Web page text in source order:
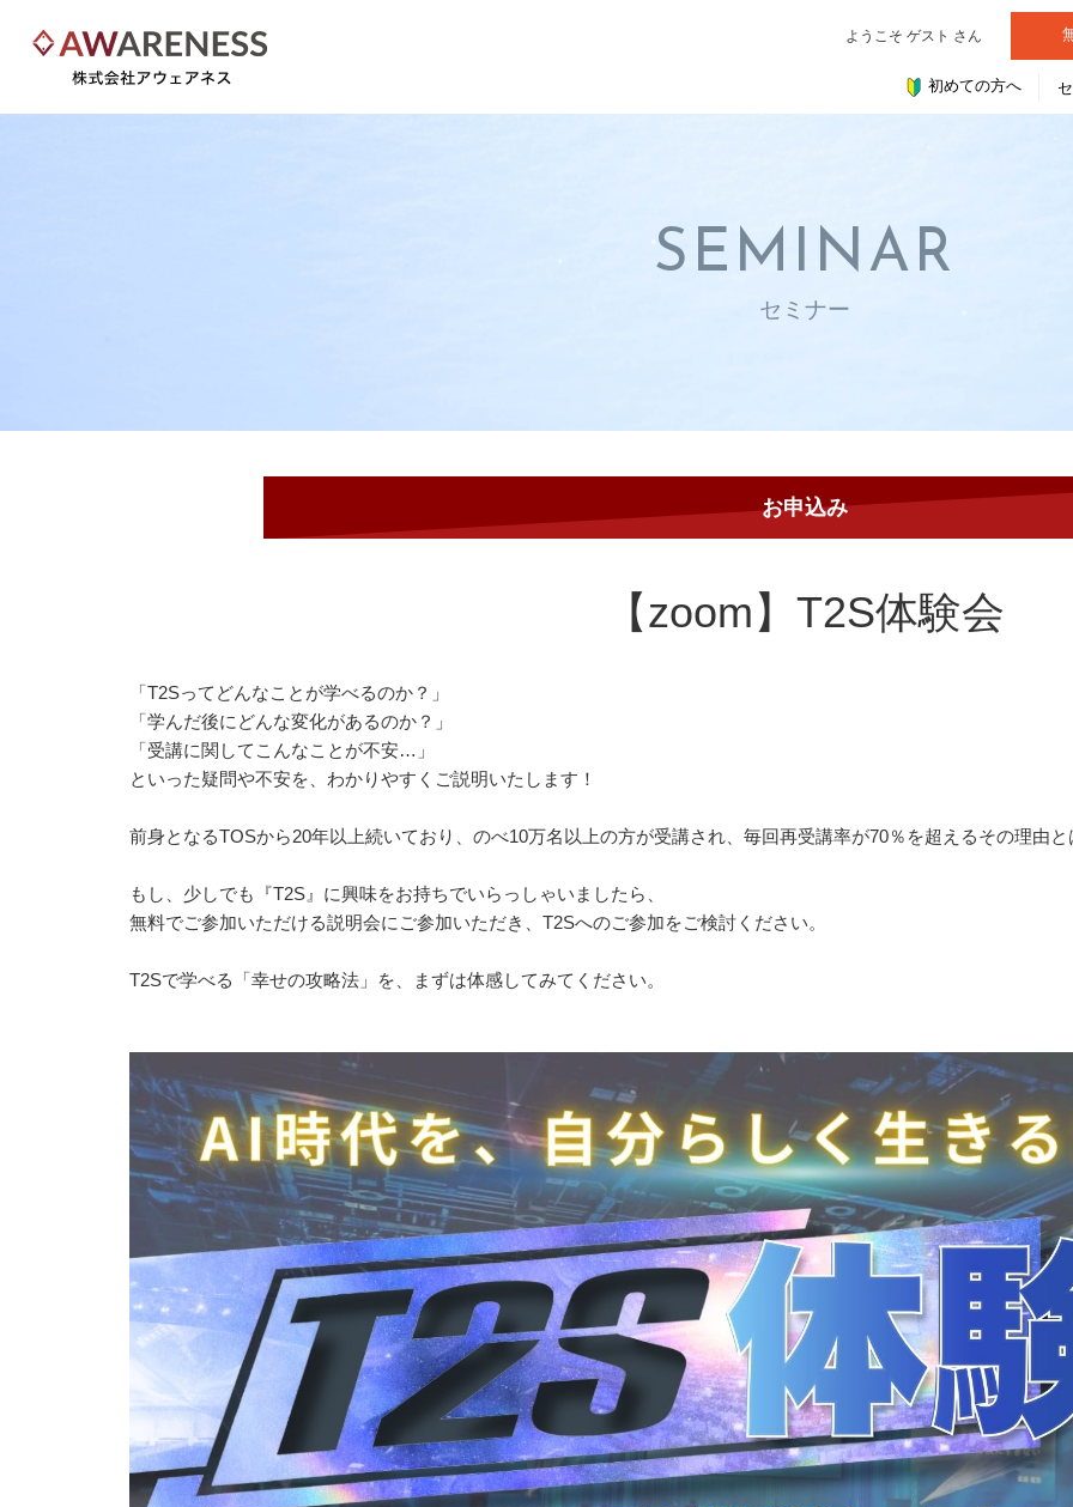
ようこそ ゲスト さん
初めての方へ
SEMINAR
セミナー
【zoom】T2S体験会
「T2Sってどんなことが学べるのか？」
「学んだ後にどんな変化があるのか？」
「受講に関してこんなことが不安…」
といった疑問や不安を、わかりやすくご説明いたします！
前身となるTOSから20年以上続いており、のべ10万名以上の方が受講され、毎回再受講率が70％を超えるその理由と
もし、少しでも『T2S』に興味をお持ちでいらっしゃいましたら、
無料でご参加いただける説明会にご参加いただき、T2Sへのご参加をご検討ください。
T2Sで学べる「幸せの攻略法」を、まずは体感してみてください。